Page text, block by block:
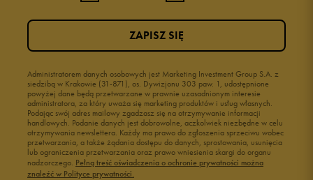
Administratorem danych osobowych jest Marketing Investment Group S.A. z
siedzibą w Krakowie (31-871), os. Dywizjonu 303 paw. 1, udostępnione
powyżej dane będą przetwarzane w prawnie uzasadnionym interesie
administratora, za który uważa się marketing produktów i usług własnych.
Podając swój adres mailowy zgadzasz się na otrzymywanie informacji
handlowych. Podanie danych jest dobrowolne, aczkolwiek niezbędne w celu
otrzymywania newslettera. Każdy ma prawo do zgłoszenia sprzeciwu wobec
przetwarzania, a także żądania dostępu do danych, sprostowania, usunięcia
lub ograniczenia przetwarzania oraz prawo wniesienia skargi do organu
nadzorczego. Pełną treść oświadczenia o ochronie prywatności można
znaleźć w Polityce prywatności.
ZAPISZ SIĘ